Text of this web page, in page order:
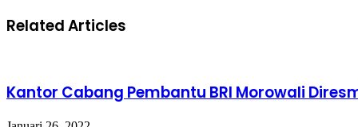
Related Articles
Kantor Cabang Pembantu BRI Morowali